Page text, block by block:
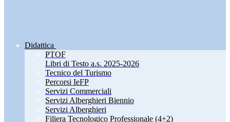
Didattica
PTOF
Libri di Testo a.s. 2025-2026
Tecnico del Turismo
Percorsi IeFP
Servizi Commerciali
Servizi Alberghieri Biennio
Servizi Alberghieri
Filiera Tecnologico Professionale (4+2)